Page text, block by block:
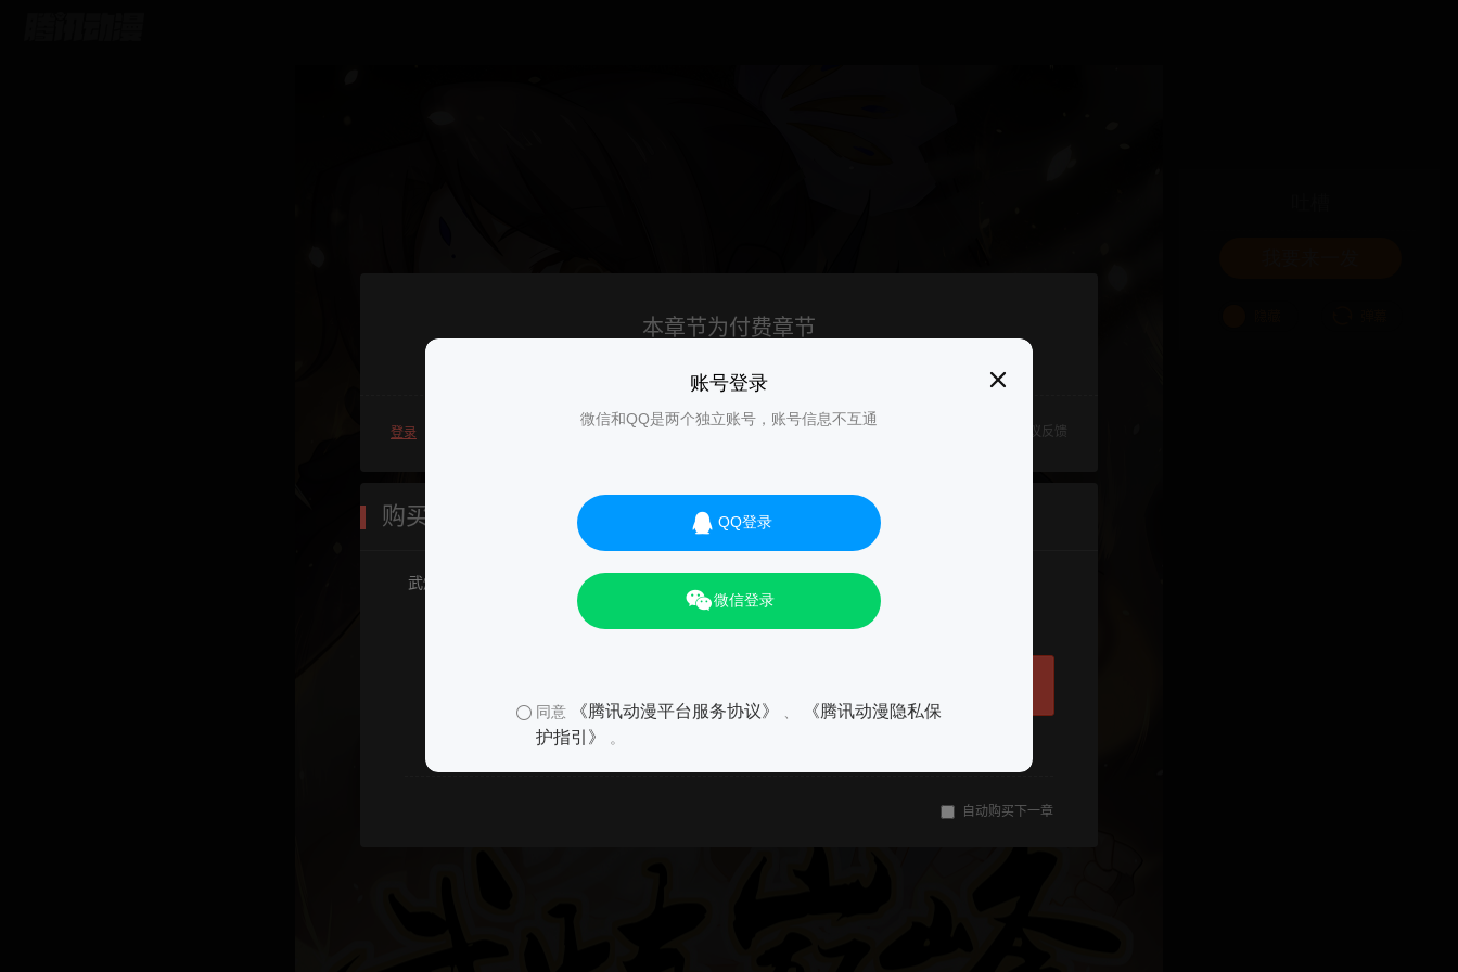
账号登录
微信和QQ是两个独立账号，账号信息不互通
QQ登录
微信登录
同意 《腾讯动漫平台服务协议》
《腾讯动漫隐私保
护指引》
。